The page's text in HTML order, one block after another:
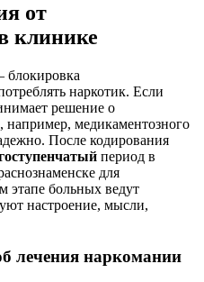
от
клинике
блокировка
наркотик. Если
решение о
медикаментозного
После кодирования
период в
для
этапе больных ведут
настроение, мысли,
лечения наркомании